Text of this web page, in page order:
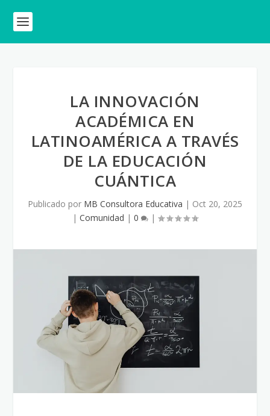
LA INNOVACIÓN
ACADÉMICA EN
LATINOAMÉRICA A TRAVÉS
DE LA EDUCACIÓN
CUÁNTICA
Publicado por MB Consultora Educativa | Oct 20, 2025
| Comunidad | 0 |